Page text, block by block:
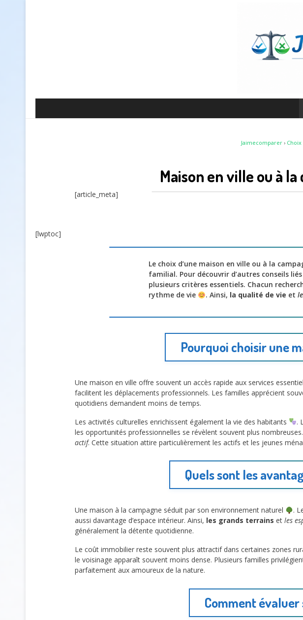
Jaimecomparer › Choix
Maison en ville ou à
[article_meta]
[lwptoc]
Le choix d’une maison en ville ou à la
familial. Pour découvrir d’autres conseils
plusieurs critères essentiels. Chacun
rythme de vie
. Ainsi, la qualité de vie et
Pourquoi choisir une
Une maison en ville offre souvent un accès rapide aux services
facilitent les déplacements professionnels. Les familles apprécient
quotidiens demandent moins de temps.
Les activités culturelles enrichissent également la vie des habitants
.
les opportunités professionnelles se révèlent souvent plus
actif. Cette situation attire particulièrement les actifs et les jeunes
Quels sont les
Une maison à la campagne séduit par son environnement naturel
.
aussi davantage d’espace intérieur. Ainsi, les grands terrains et les
généralement la détente quotidienne.
Le coût immobilier reste souvent plus attractif dans certaines zones
le voisinage apparaît souvent moins dense. Plusieurs familles
parfaitement aux amoureux de la nature.
Comment